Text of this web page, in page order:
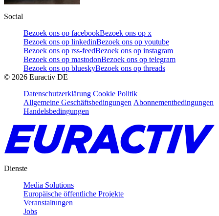
Social
Bezoek ons op facebookBezoek ons op x
Bezoek ons op linkedinBezoek ons op youtube
Bezoek ons op rss-feedBezoek ons op instagram
Bezoek ons op mastodonBezoek ons op telegram
Bezoek ons op blueskyBezoek ons op threads
© 2026 Euractiv DE
Datenschutzerklärung Cookie Politik
Allgemeine Geschäftsbedingungen Abonnementbedingungen
Handelsbedingungen
Dienste
Media Solutions
Europäische öffentliche Projekte
Veranstaltungen
Jobs